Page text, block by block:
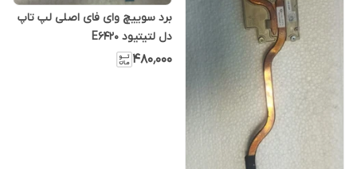
برد سوییچ وای فای اصلی لپ تاپ
دل لتیتیود E6420
۴۸۰٬۰۰۰